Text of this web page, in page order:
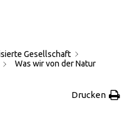
Gesellschaft
Was wir von der Natur
Drucken